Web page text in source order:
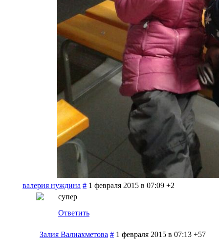
валерия нуждина # 1 февраля 2015 в 07:09 +2
супер
Ответить
Залия Валиахметова # 1 февраля 2015 в 07:13 +57